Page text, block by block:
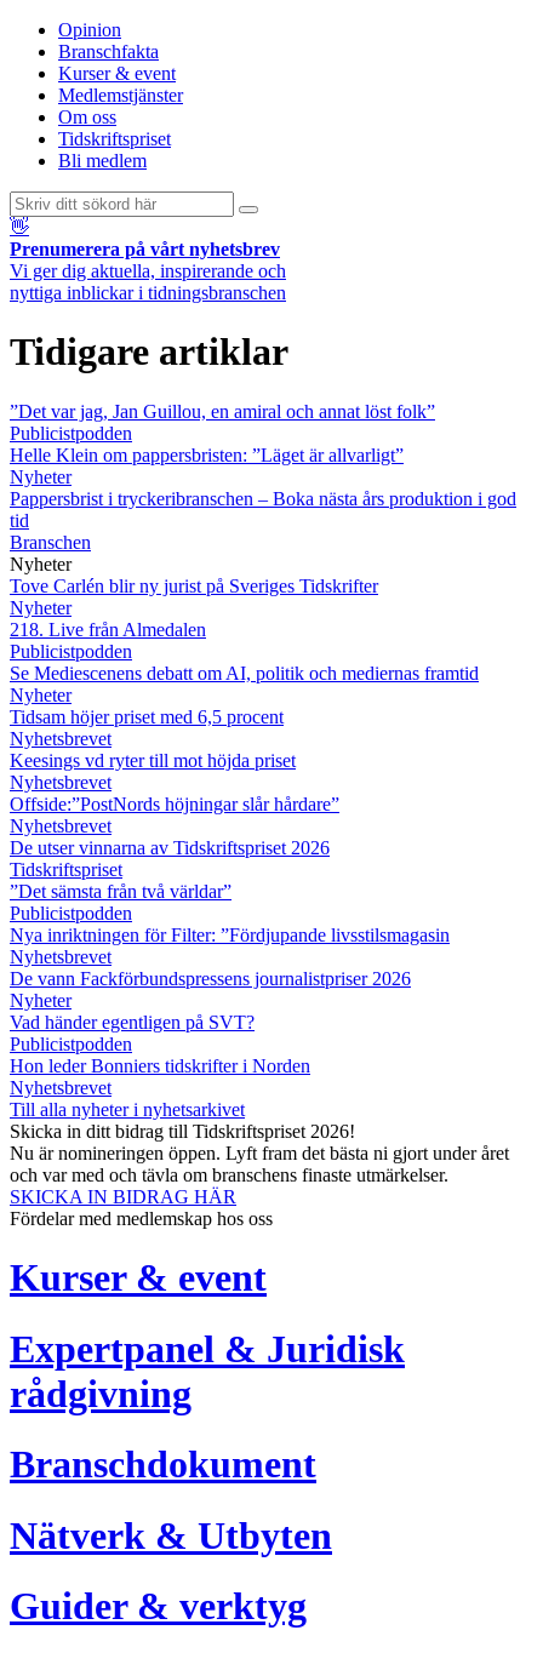
Opinion
Branschfakta
Kurser & event
Medlemstjänster
Om oss
Tidskriftspriset
Bli medlem
👋
Prenumerera på vårt nyhetsbrev
Vi ger dig aktuella, inspirerande och
nyttiga inblickar i tidningsbranschen
Tidigare artiklar
”Det var jag, Jan Guillou, en amiral och annat löst folk”
Publicistpodden
Helle Klein om pappersbristen: ”Läget är allvarligt”
Nyheter
Pappersbrist i tryckeribranschen – Boka nästa års produktion i god
tid
Branschen
Nyheter
Tove Carlén blir ny jurist på Sveriges Tidskrifter
Nyheter
218. Live från Almedalen
Publicistpodden
Se Mediescenens debatt om AI, politik och mediernas framtid
Nyheter
Tidsam höjer priset med 6,5 procent
Nyhetsbrevet
Keesings vd ryter till mot höjda priset
Nyhetsbrevet
Offside:”PostNords höjningar slår hårdare”
Nyhetsbrevet
De utser vinnarna av Tidskriftspriset 2026
Tidskriftspriset
”Det sämsta från två världar”
Publicistpodden
Nya inriktningen för Filter: ”Fördjupande livsstilsmagasin
Nyhetsbrevet
De vann Fackförbundspressens journalistpriser 2026
Nyheter
Vad händer egentligen på SVT?
Publicistpodden
Hon leder Bonniers tidskrifter i Norden
Nyhetsbrevet
Till alla nyheter i nyhetsarkivet
Skicka in ditt bidrag till Tidskriftspriset 2026!
Nu är nomineringen öppen. Lyft fram det bästa ni gjort under året
och var med och tävla om branschens finaste utmärkelser.
SKICKA IN BIDRAG HÄR
Fördelar med medlemskap hos oss
Kurser & event
Expertpanel & Juridisk
rådgivning
Branschdokument
Nätverk & Utbyten
Guider & verktyg